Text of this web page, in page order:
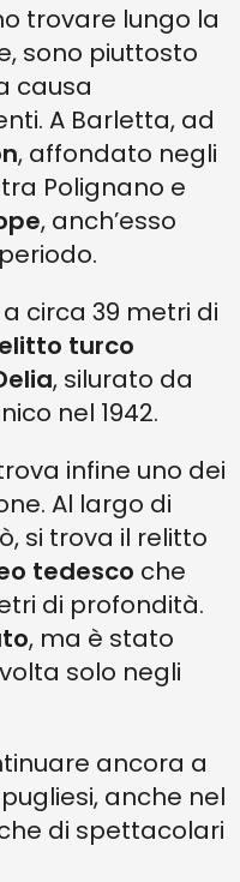
trovare lungo la
sono piuttosto
causa
A Barletta, ad
, affondato negli
Polignano e
, anch’esso
circa 39 metri di
turco
, silurato da
nel 1942.
infine uno dei
Al largo di
si trova il relitto
tedesco che
di profondità.
, ma è stato
solo negli
ancora a
anche nel
di spettacolari